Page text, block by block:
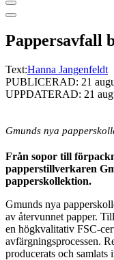
Pappersavfall
Text:Hanna Jangenfeldt
PUBLICERAD: 21
UPPDATERAD: 21
Gmunds nya
Från sopor till
papperstillverkaren
papperskollektion.
Gmunds nya
av återvunnet papper.
en högkvalitativ FSC-
avfärgningsprocessen.
producerats och samlats